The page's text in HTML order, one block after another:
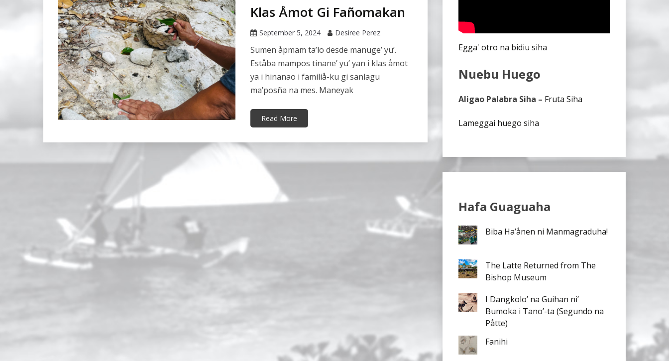
Klas Åmot Gi Fañomakan
September 5, 2024 Desiree Perez
Sumen åpmam ta’lo desde manuge’ yu’.
Eståba mampos tinane’ yu’ yan i klas åmot
ya i hinanao i familiå-ku gi sanlagu
ma’posña na mes. Maneyak
Read More
Egga' otro na bidiu siha
Nuebu Huego
Aligao Palabra Siha – Fruta Siha
Lameggai huego siha
Hafa Guaguaha
Biba Ha’ånen ni Manmagraduha!
The Latte Returned from The
Bishop Museum
I Dangkolo’ na Guihan ni’
Bumoka i Tano’-ta (Segundo na
Påtte)
Fanihi